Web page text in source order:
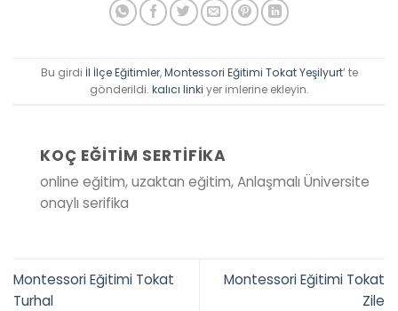
Bu girdi İl İlçe Eğitimler,Montessori Eğitimi Tokat Yeşilyurt’ te
gönderildi. kalıcı linki yer imlerine ekleyin.
KOÇ EĞITIM SERTIFIKA
online eğitim, uzaktan eğitim, Anlaşmalı Üniversite
onaylı serifika
Montessori Eğitimi Tokat
Turhal
Montessori Eğitimi Tokat
Zile